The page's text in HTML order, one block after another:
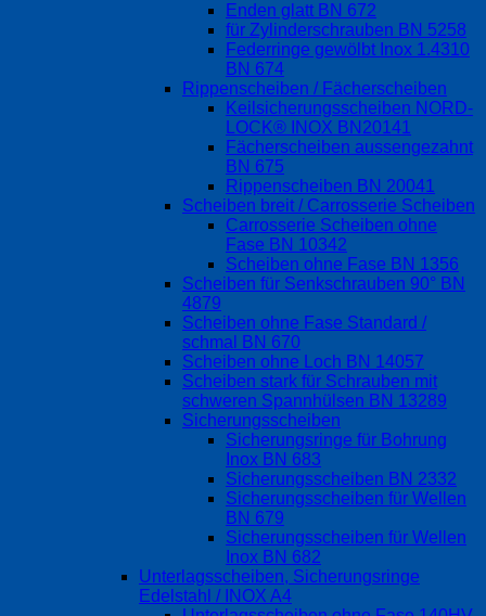
Enden glatt BN 672
für Zylinderschrauben BN 5258
Federringe gewölbt Inox 1.4310
BN 674
Rippenscheiben / Fächerscheiben
Keilsicherungsscheiben NORD-
LOCK® INOX BN20141
Fächerscheiben aussengezahnt
BN 675
Rippenscheiben BN 20041
Scheiben breit / Carrosserie Scheiben
Carrosserie Scheiben ohne
Fase BN 10342
Scheiben ohne Fase BN 1356
Scheiben für Senkschrauben 90° BN
4879
Scheiben ohne Fase Standard /
schmal BN 670
Scheiben ohne Loch BN 14057
Scheiben stark für Schrauben mit
schweren Spannhülsen BN 13289
Sicherungsscheiben
Sicherungsringe für Bohrung
Inox BN 683
Sicherungsscheiben BN 2332
Sicherungsscheiben für Wellen
BN 679
Sicherungsscheiben für Wellen
Inox BN 682
Unterlagsscheiben, Sicherungsringe
Edelstahl / INOX A4